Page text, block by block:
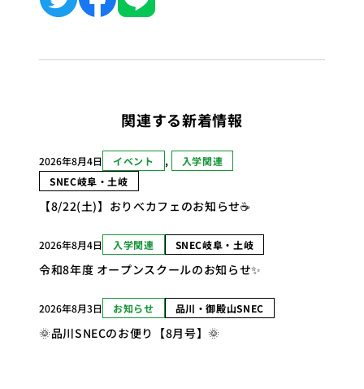
関連する新着情報
2026年8月4日 イベント ,
入学関連
SNEC岐阜・土岐
【8/22(土)】おりべカフェのお知らせ☕
2026年8月4日 入学関連 SNEC岐阜・土岐
令和8年度 オープンスクールのお知らせ✨
2026年8月3日 お知らせ 品川・御殿山SNEC
🌞品川SNECのお便り【8月号】🌞